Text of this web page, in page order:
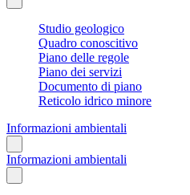
Studio geologico
Quadro conoscitivo
Piano delle regole
Piano dei servizi
Documento di piano
Reticolo idrico minore
Informazioni ambientali
Informazioni ambientali